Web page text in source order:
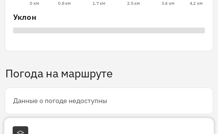
0 км 0.8 км 1.7 км 2.5 км 3.4 км 4.2 км
Уклон
Погода на маршруте
Данные о погоде недоступны